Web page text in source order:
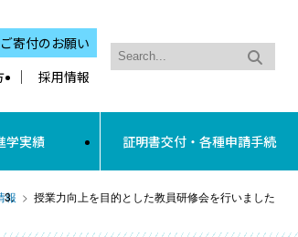
ご寄付のお願い
採用情報
学実績 証明書交付・各種申請手続
報 授業力向上を目的とした教員研修会を行いました